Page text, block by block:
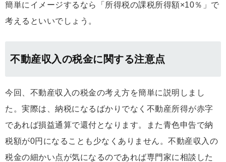
簡単にイメージするなら「所得税の課税所得額×10％」で
考えるといいでしょう。
不動産収入の税金に関する注意点
今回、不動産収入の税金の考え方を簡単に説明しまし
た。実際は、納税になるばかりでなく不動産所得が赤字
であれば損益通算で還付となります。また青色申告で納
税額が0円になることも少なくありません。不動産収入の
税金の細かい点が気になるのであれば専門家に相談した